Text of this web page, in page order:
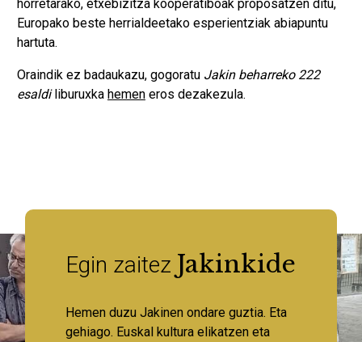
horretarako, etxebizitza kooperatiboak proposatzen ditu,
Europako beste herrialdeetako esperientziak abiapuntu
hartuta.
Oraindik ez badaukazu, gogoratu Jakin beharreko 222
esaldiliburuxka hemeneros dezakezula.
Egin zaitez Jakinkide
Hemen duzu Jakinen ondare guztia. Eta
gehiago. Euskal kultura elikatzen eta